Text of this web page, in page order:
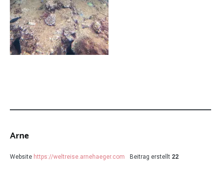
Arne
Website https://weltreise.arnehaeger.com Beitrag erstellt 22